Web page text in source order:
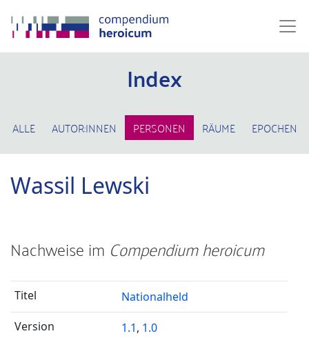
Index
ALLE AUTOR:INNEN PERSONEN RÄUME EPOCHEN
Wassil Lewski
Nachweise im Compendium heroicum
Nationalheld
1.1, 1.0